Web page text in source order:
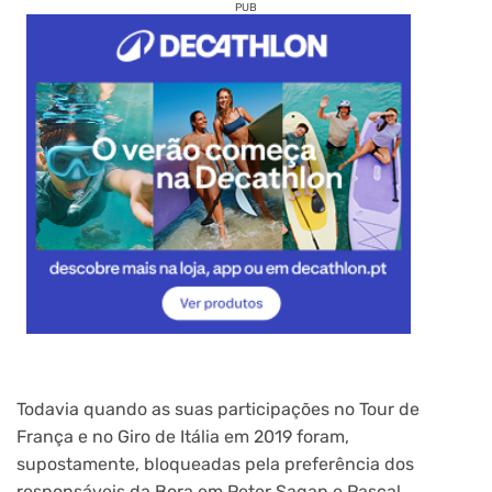
PUB
Todavia quando as suas participações no Tour de
França e no Giro de Itália em 2019 foram,
supostamente, bloqueadas pela preferência dos